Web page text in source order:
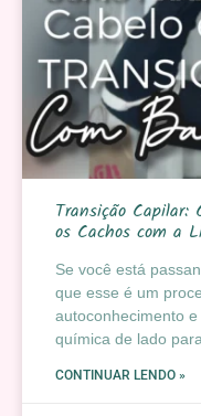
Transição Capilar:
os Cachos com a
Se você está
que esse é um
autoconhecimento
química de lado para
CONTINUAR LENDO »